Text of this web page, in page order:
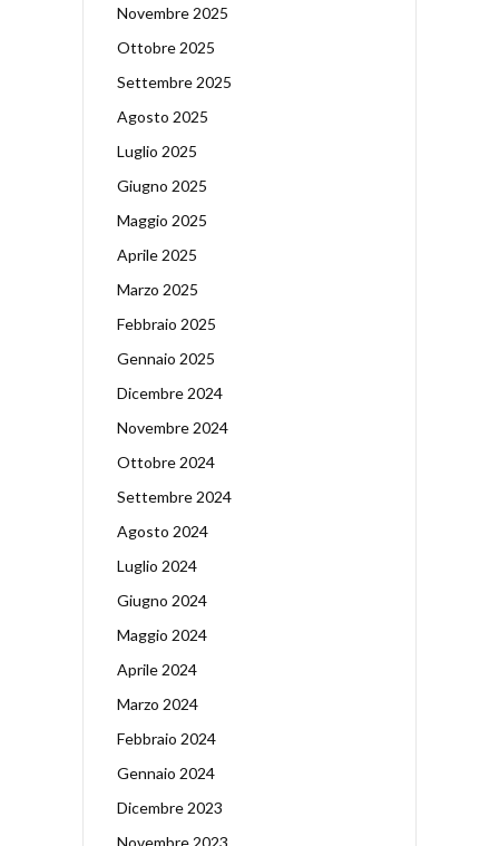
Novembre 2025
Ottobre 2025
Settembre 2025
Agosto 2025
Luglio 2025
Giugno 2025
Maggio 2025
Aprile 2025
Marzo 2025
Febbraio 2025
Gennaio 2025
Dicembre 2024
Novembre 2024
Ottobre 2024
Settembre 2024
Agosto 2024
Luglio 2024
Giugno 2024
Maggio 2024
Aprile 2024
Marzo 2024
Febbraio 2024
Gennaio 2024
Dicembre 2023